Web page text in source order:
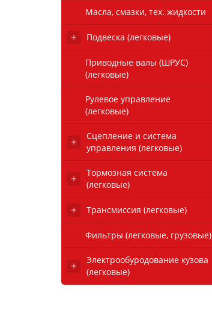
Масла, смазки, тех. жидкости
Подвеска (легковые)
Приводные валы (ШРУС)
(легковые)
Рулевое управление
(легковые)
Сцепление и система
управления (легковые)
Тормозная система
(легковые)
Трансмиссия (легковые)
Фильтры (легковые, грузовые)
Электрообуродование кузова
(легковые)